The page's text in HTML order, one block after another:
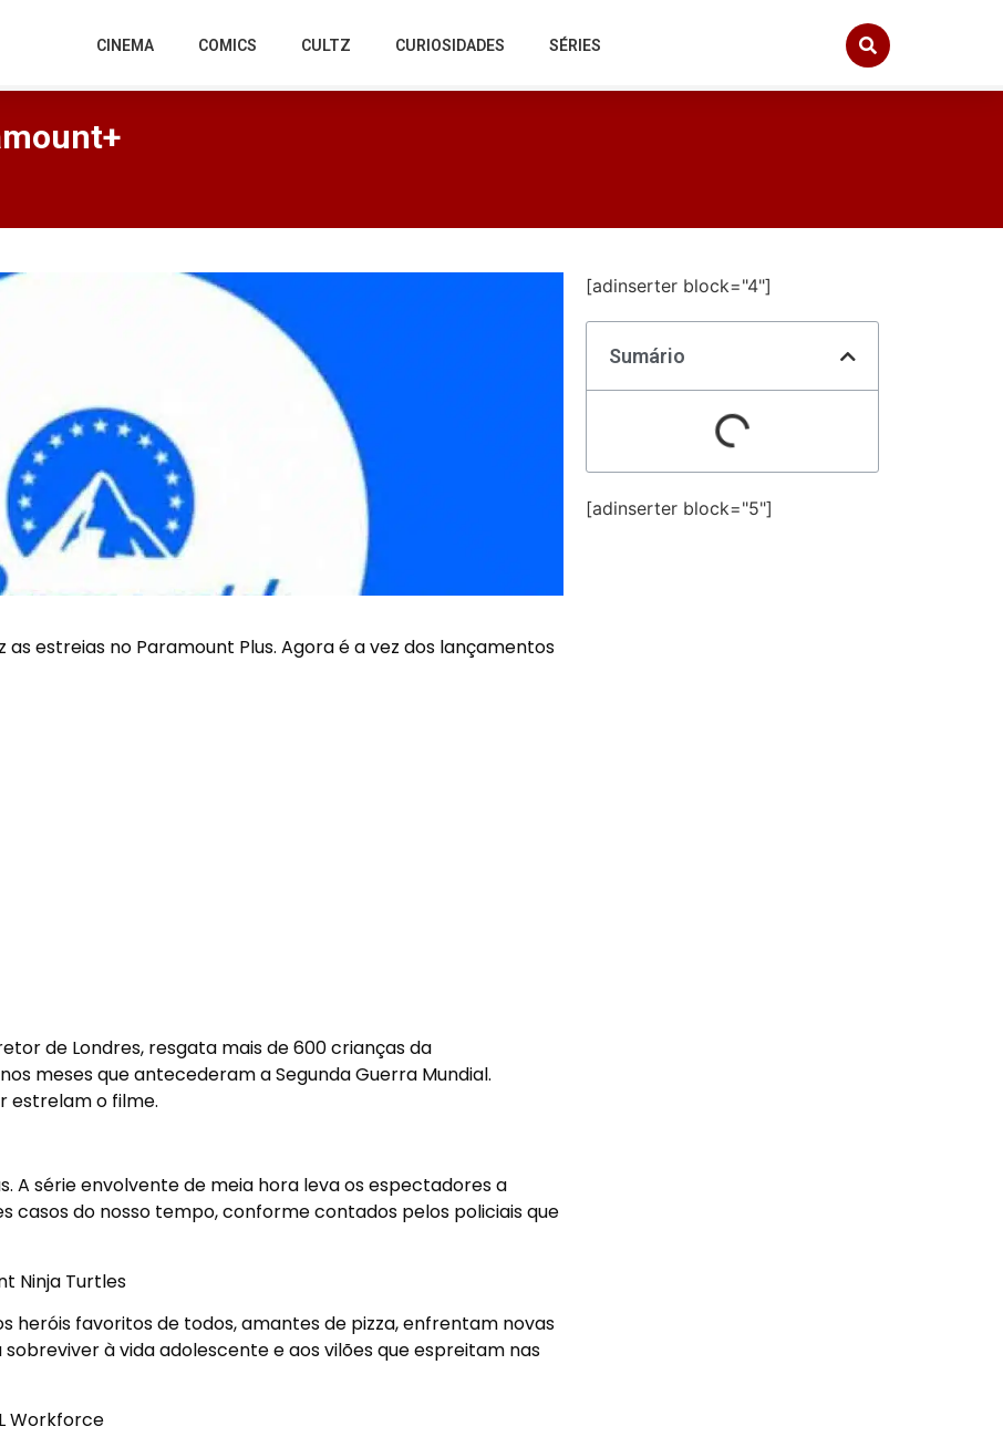
CINEMA COMICS CULTZ CURIOSIDADES SÉRIES
as estreias no Paramount Plus. Agora é a vez dos lançamentos
de Londres, resgata mais de 600 crianças da
meses que antecederam a Segunda Guerra Mundial.
estrelam o filme.
A série envolvente de meia hora leva os espectadores a
casos do nosso tempo, conforme contados pelos policiais que
Ninja Turtles
heróis favoritos de todos, amantes de pizza, enfrentam novas
à vida adolescente e aos vilões que espreitam nas
Workforce
[adinserter block="4"]
Sumário
[adinserter block="5"]